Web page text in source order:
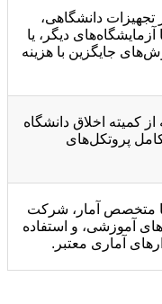
تجهیزات دانشگاهی،
دیگر، یا
جایگزین با هزینه
از کمیته اخلاق دانشگاه
پروتکل‌های
متخصص آمار، شرکت
آموزشی، و استفاده
آماری معتبر.